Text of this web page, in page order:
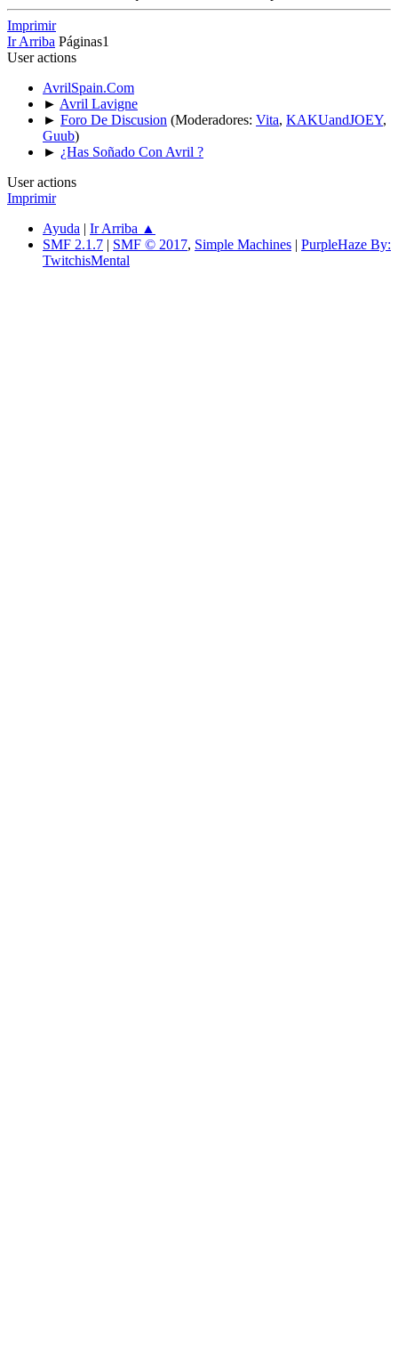
Imprimir
Ir Arriba Páginas1
User actions
AvrilSpain.Com
► Avril Lavigne
► Foro De Discusion (Moderadores: Vita, KAKUandJOEY,
Guub)
► ¿Has Soñado Con Avril ?
User actions
Imprimir
Ayuda | Ir Arriba ▲
SMF 2.1.7 | SMF © 2017, Simple Machines | PurpleHaze By:
TwitchisMental